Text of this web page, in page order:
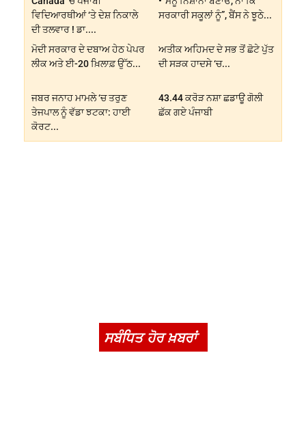
ਵਿਦਿਆਰਥੀਆਂ ‘ਤੇ ਦੇਸ਼ ਨਿਕਾਲੇ
ਦੀ ਤਲਵਾਰ ! ਡਾ....
ਸਰਕਾਰੀ ਸਕੂਲਾਂ ਨੂੰ”, ਬੈਂਸ ਨੇ ਝੂਠੇ...
ਮੋਦੀ ਸਰਕਾਰ ਦੇ ਦਬਾਅ ਹੇਠ ਪੇਪਰ
ਲੀਕ ਅਤੇ ਈ-20 ਖ਼ਿਲਾਫ਼ ਉੱਠ...
ਅਤੀਕ ਅਹਿਮਦ ਦੇ ਸਭ ਤੋਂ ਛੋਟੇ ਪੁੱਤ
ਦੀ ਸੜਕ ਹਾਦਸੇ ‘ਚ...
ਜਬਰ ਜਨਾਹ ਮਾਮਲੇ ‘ਚ ਤਰੁਣ
ਤੇਜਪਾਲ ਨੂੰ ਵੱਡਾ ਝਟਕਾ: ਹਾਈ
ਕੋਰਟ...
43.44 ਕਰੋੜ ਨਸ਼ਾ ਛਡਾਊ ਗੋਲੀ
ਛੱਕ ਗਏ ਪੰਜਾਬੀ
ਸਬੰਧਿਤ ਹੋਰ ਖ਼ਬਰਾਂ